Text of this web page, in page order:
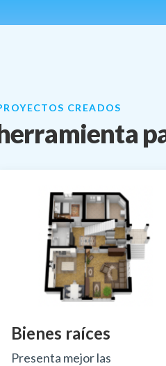
CREADOS
Bienes raíces
Presenta mejor las